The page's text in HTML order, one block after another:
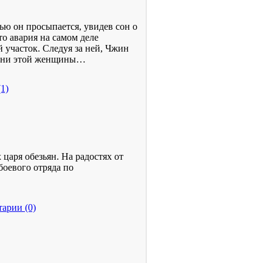
он просыпается, увидев сон о
авария на самом деле
участок. Следуя за ней, Чжин
этой женщины…
обезьян. На радостях от
отряда по
(0)